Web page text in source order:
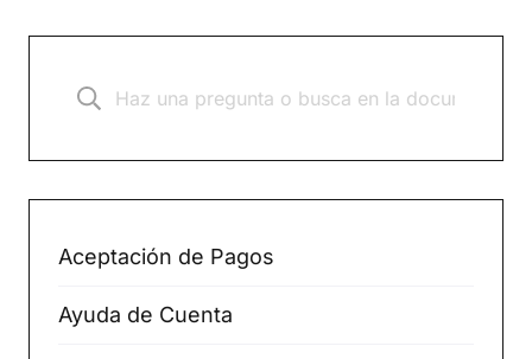
Aceptación de Pagos
Ayuda de Cuenta